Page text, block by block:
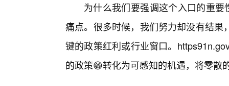
为什么我们要强调这个入口的重要
痛点。很多时候，我们努力却没有结
键的政策红利或行业窗口。
的政策😁转化为可感知的机遇，将零散